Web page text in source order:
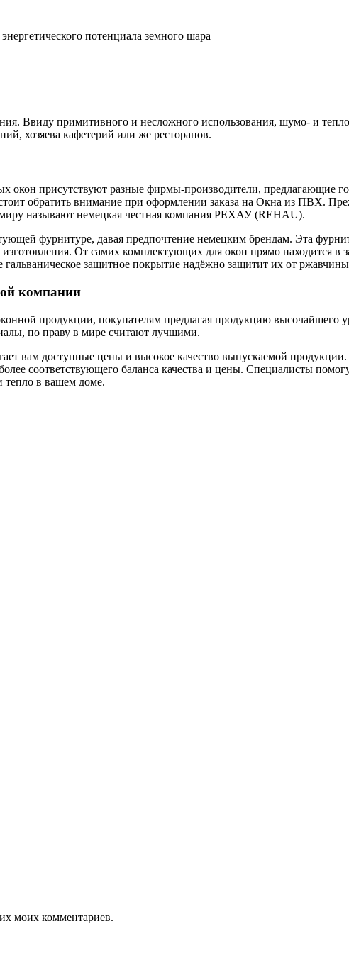
потенциала земного шара
Ввиду примитивного и несложного использования, шумо- и
хозяева кафетерий или же ресторанов.
окон присутствуют разные фирмы-производители, предлагающие
обратить внимание при оформлении заказа на Окна из ПВХ.
называют немецкая честная компания РЕХАУ (REHAU).
фурнитуре, давая предпочтение немецким брендам. Эта
От самих комплектующих для окон прямо находится в
защитное покрытие надёжно защитит их от
компании
продукции, покупателям предлагая продукцию высочайшего
по праву в мире считают лучшими.
вам доступные цены и высокое качество выпускаемой продукции.
соответствующего баланса качества и цены. Специалисты
тепло в вашем доме.
моих комментариев.